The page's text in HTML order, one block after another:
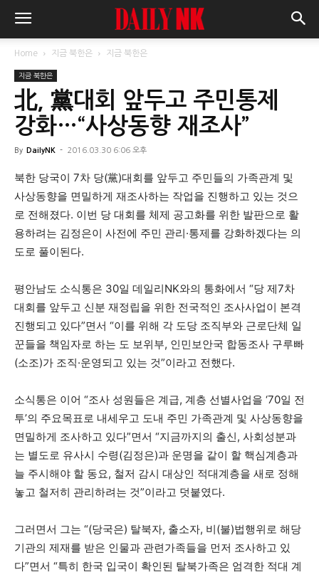
Home 지금 북한은 지금 북한은
지금 북한은
北, 黨대회 앞두고 주민통제
강화…“사상동향 재조사”
By DailyNK - 2016.03.30 6:06 오후
북한 당국이 7차 당(黨)대회를 앞두고 주민들의 가족관계 및
사상동향을 면밀하게 재조사하는 작업을 진행하고 있는 것으
로 전해졌다. 이번 당 대회를 체제 공고화를 위한 발판으로 활
용하려는 김정은이 사전에 주민 관리·통제를 강화하겠다는 의
도로 풀이된다.
평안남도 소식통은 30일 데일리NK와의 통화에서 “당 제7차
대회를 앞두고 신분 재정립을 위한 전국적인 조사사업이 본격
진행되고 있다”면서 “이를 위해 각 도당 조직부와 근로단체 일
꾼들을 책임자로 하는 도 보위부, 인민보안국 합동조사 구루빠
(소조)가 조직·운영되고 있는 것”이라고 전했다.
소식통은 이어 “조사 성원들은 계급, 계층 선별사업을 ‘70일 전
투’의 주요목표로 내세우고 도내 주민 가족관계 및 사상동향을
면밀하게 조사하고 있다”면서 “지금까지의 출신, 사회성분과
는 별도로 유사시 수령(김정은)과 운명을 같이 할 핵심계층과
늘 주시해야 할 동요, 철저 감시 대상인 적대계층을 새로 정해
놓고 철저히 관리하려는 것”이라고 덧붙였다.
그러면서 그는 “(당국은) 탈북자, 출소자, 비(불)법행위로 해당
기관의 제재를 받은 인물과 관련가족들을 먼저 조사하고 있
다”면서 “특히 한국 입국이 확인된 탈북가족은 엄격한 적대 계